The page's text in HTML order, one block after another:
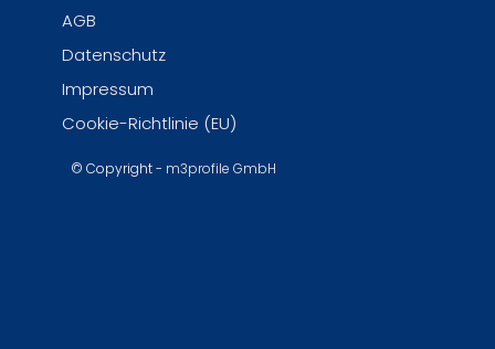
© Copyright - m3profile GmbH
AGB
Datenschutz
Impressum
Cookie-Richtlinie (EU)